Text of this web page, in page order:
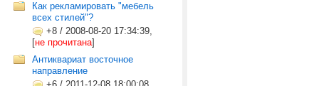
Как рекламировать "мебель
всех стилей"?
+8 / 2008-08-20 17:34:39,
[не прочитана]
Антиквариат восточное
направление